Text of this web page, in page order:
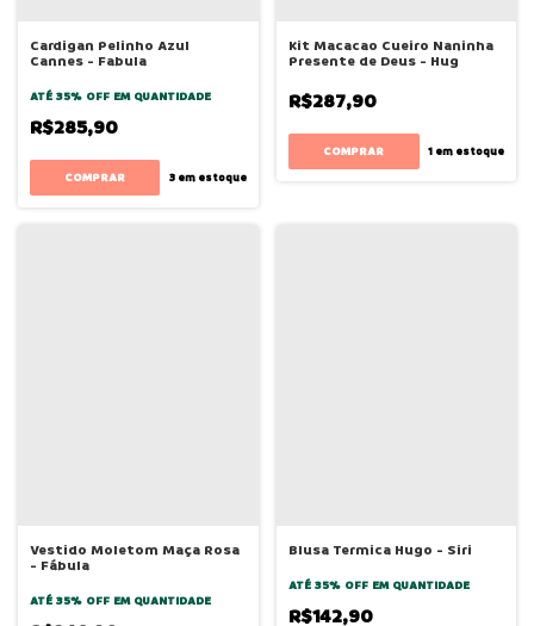
Cardigan Pelinho Azul
Cannes - Fabula
ATÉ 35% OFF EM QUANTIDADE
R$285,90
COMPRAR 3em estoque
Kit Macacao Cueiro Naninha
Presente de Deus - Hug
R$287,90
COMPRAR 1 em estoque
Vestido Moletom Maça Rosa
- Fábula
ATÉ 35% OFF EM QUANTIDADE
Blusa Termica Hugo - Siri
ATÉ 35% OFF EM QUANTIDADE
R$142,90